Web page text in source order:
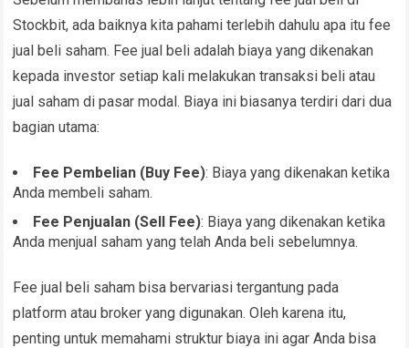
Stockbit, ada baiknya kita pahami terlebih dahulu apa itu fee
jual beli saham. Fee jual beli adalah biaya yang dikenakan
kepada investor setiap kali melakukan transaksi beli atau
jual saham di pasar modal. Biaya ini biasanya terdiri dari dua
bagian utama:
Fee Pembelian (Buy Fee): Biaya yang dikenakan ketika
Anda membeli saham.
Fee Penjualan (Sell Fee): Biaya yang dikenakan ketika
Anda menjual saham yang telah Anda beli sebelumnya.
Fee jual beli saham bisa bervariasi tergantung pada
platform atau broker yang digunakan. Oleh karena itu,
penting untuk memahami struktur biaya ini agar Anda bisa